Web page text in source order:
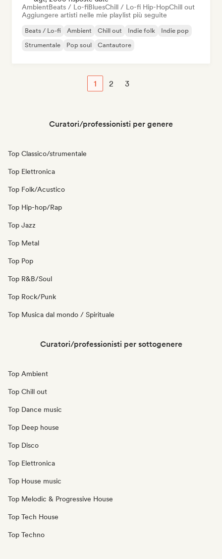
AmbientBeats / Lo-fiBluesChill / Lo-fi Hip-HopChill out
Aggiungere artisti nelle mie playlist più seguite
Beats / Lo-fi Ambient Chill out Indie folk
Indie pop
Strumentale
Pop soul Cantautore
1 2 3
Curatori/professionisti per genere
Top Classico/strumentale
Top Elettronica
Top Folk/Acustico
Top Hip-hop/Rap
Top Jazz
Top Metal
Top Pop
Top R&B/Soul
Top Rock/Punk
Top Musica dal mondo / Spirituale
Curatori/professionisti per sottogenere
Top Ambient
Top Chill out
Top Dance music
Top Deep house
Top Disco
Top Elettronica
Top House music
Top Melodic & Progressive House
Top Tech House
Top Techno